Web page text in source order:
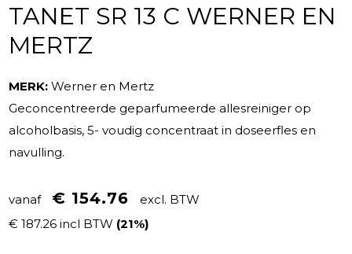
TANET SR 13 C WERNER EN
MERTZ
MERK: Werner en Mertz
Geconcentreerde geparfumeerde allesreiniger op
alcoholbasis, 5- voudig concentraat in doseerfles en
navulling.
vanaf € 154.76
excl. BTW
€ 187.26 incl BTW (21%)